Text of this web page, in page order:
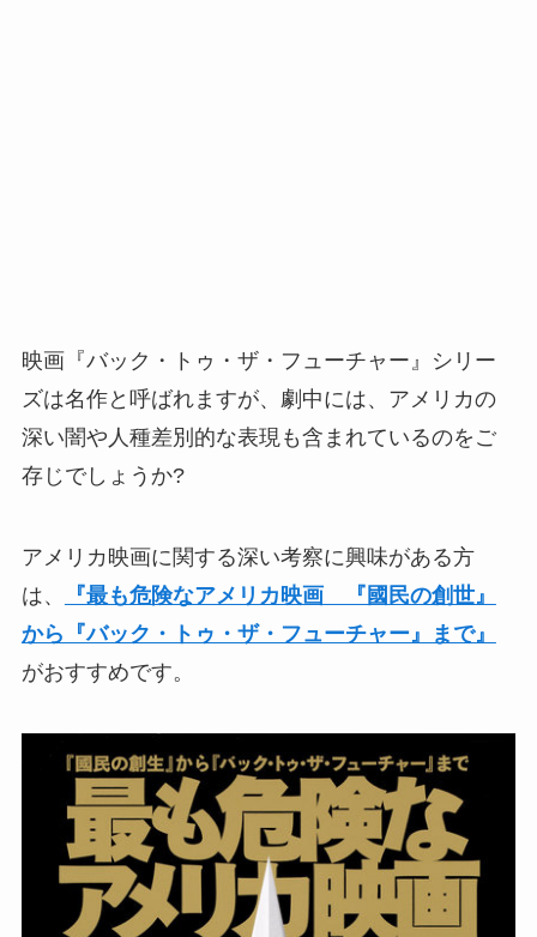
映画『バック・トゥ・ザ・フューチャー』シリー
ズは名作と呼ばれますが、劇中には、アメリカの
深い闇や人種差別的な表現も含まれているのをご
存じでしょうか?
アメリカ映画に関する深い考察に興味がある方
は、
『最も危険なアメリカ映画 『國民の創世』
から『バック・トゥ・ザ・フューチャー』まで』
がおすすめです。